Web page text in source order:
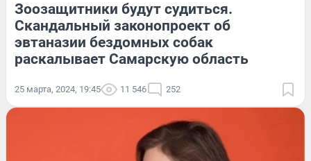
Зоозащитники будут судиться.
Скандальный законопроект об
эвтаназии бездомных собак
раскалывает Самарскую область
25 марта, 2024, 19:45 11 546 252